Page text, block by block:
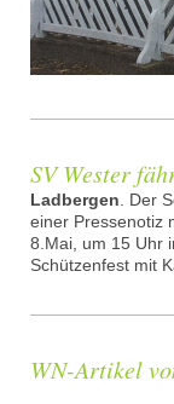
SV Wester
Ladbergen . Der
einer Pressenotiz
8.Mai, um 15 Uhr
Schützenfest mit
WN-Artikel